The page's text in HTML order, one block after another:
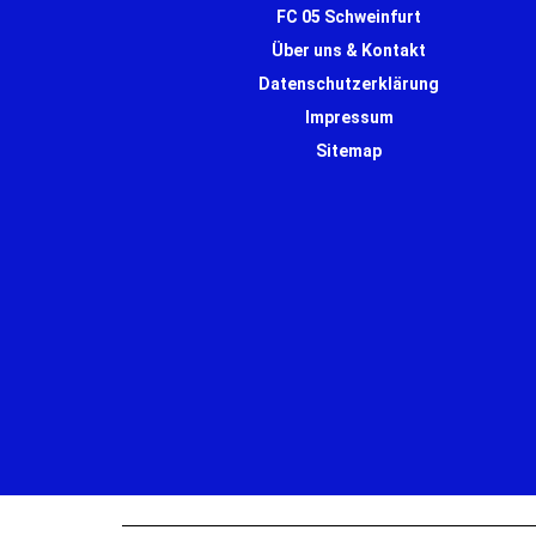
FC 05 Schweinfurt
Über uns & Kontakt
Datenschutzerklärung
Impressum
Sitemap